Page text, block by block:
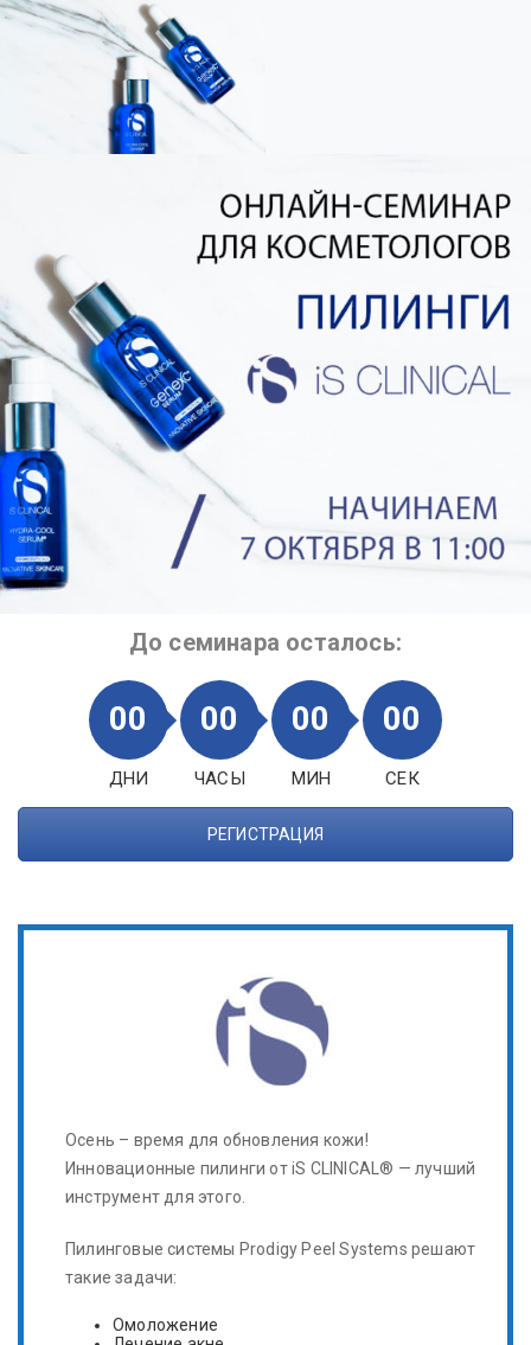
До семинара осталось:
00
ДНИ
00
ЧАСЫ
00
МИН
00
СЕК
РЕГИСТРАЦИЯ
Осень – время для обновления кожи!
Инновационные пилинги от iS CLINICAL® — лучший
инструмент для этого.
Пилинговые системы Prodigy Peel Systems решают
такие задачи:
Омоложение